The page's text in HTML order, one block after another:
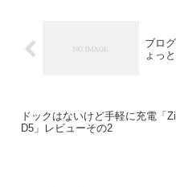
ブロ
ょっ
ドックはないけど手軽に充電「
D5」レビューその2